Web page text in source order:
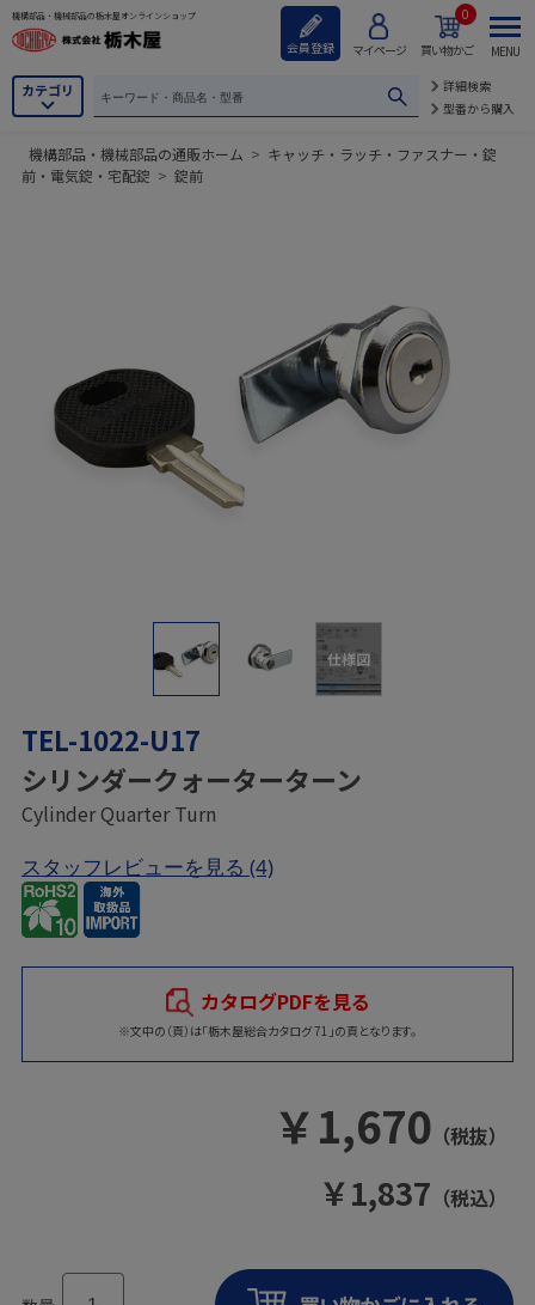
機構部品・機械部品の栃木屋オンラインショップ
会員登録 マイページ 買い物かご
0
カテゴリ
詳細検索
型番から購入
MENU
機構部品・機械部品の通販ホーム > キャッチ・ラッチ・ファスナー・錠
前・電気錠・宅配錠 > 錠前
仕様図
TEL-1022-U17
シリンダークォーターターン
Cylinder Quarter Turn
スタッフレビューを見る (4)
カタログPDFを見る
※文中の（頁）は「栃木屋総合カタログ 71」の頁となります。
￥1,670 （税抜）
￥1,837 （税込）